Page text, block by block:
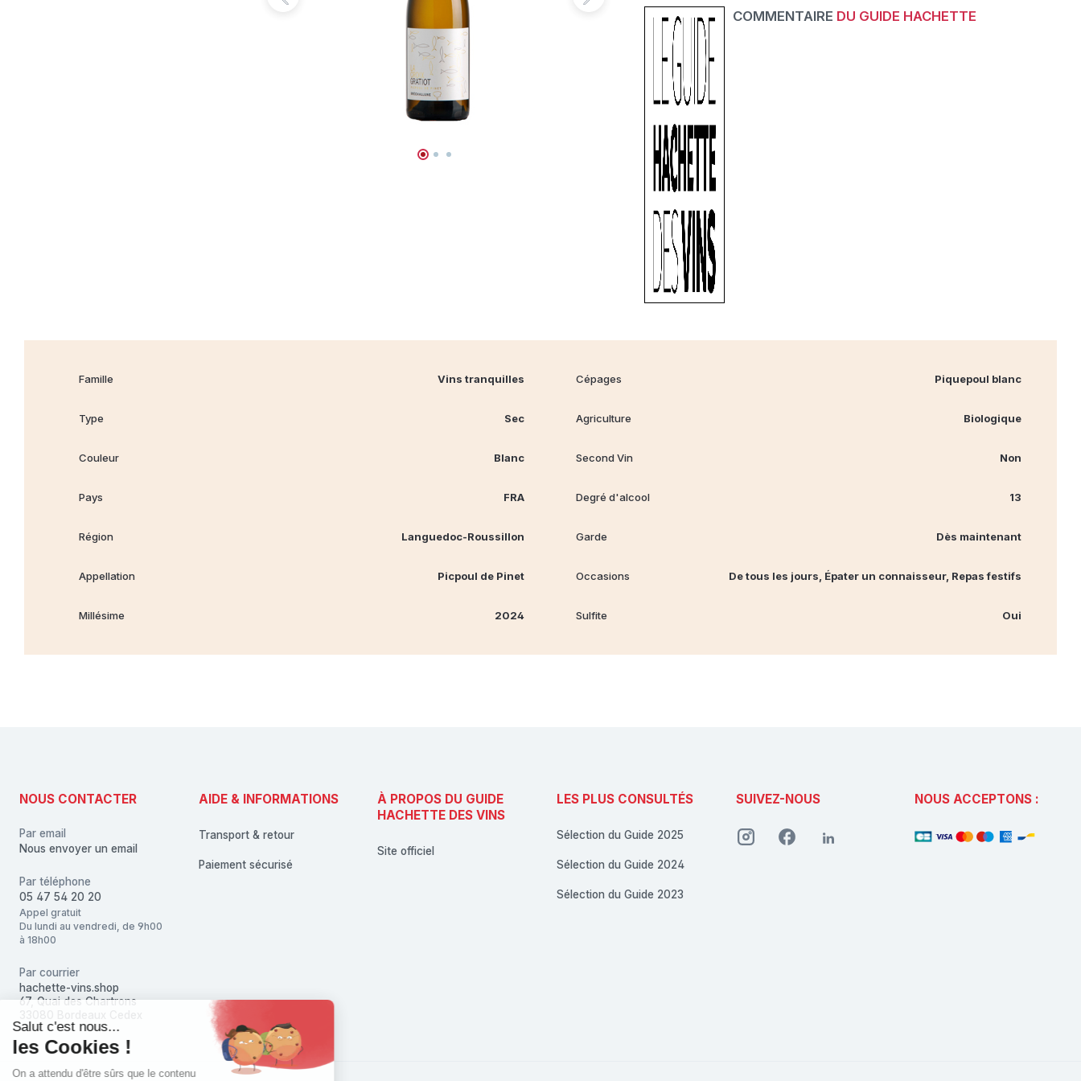
COMMENTAIRE DU GUIDE HACHETTE
Famille Vins tranquilles
Type Sec
Couleur Blanc
Pays FRA
Région Languedoc-Roussillon
Appellation Picpoul de Pinet
Millésime 2024
Cépages Piquepoul blanc
Agriculture Biologique
Second Vin Non
Degré d'alcool 13
Garde Dès maintenant
Occasions De tous les jours, Épater un connaisseur, Repas festifs
Sulfite Oui
NOUS CONTACTER
Par email
Nous envoyer un email
Par téléphone
05 47 54 20 20
Appel gratuit
Du lundi au vendredi, de 9h00
à 18h00
Par courrier
hachette-vins.shop
67, Quai des Chartrons
AIDE & INFORMATIONS
Transport & retour
Paiement sécurisé
À PROPOS DU GUIDE
HACHETTE DES VINS
Site officiel
LES PLUS CONSULTÉS
Sélection du Guide 2025
Sélection du Guide 2024
Sélection du Guide 2023
SUIVEZ-NOUS NOUS ACCEPTONS :